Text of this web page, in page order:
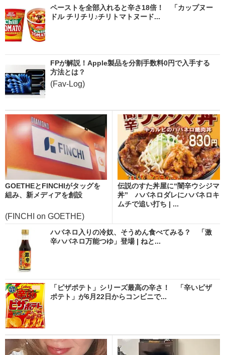
ペーストを全部入れると辛さ18倍！ 「カップヌー
ドル チリチリ♪チリトマトヌード...
FPが解説！Apple製品を分割手数料0円で入手する
方法とは？
(Fav-Log)
GOETHEとFINCHIがタッグを
組み、新メディアを創設
(FINCHI on GOETHE)
伝説のすた丼屋に“闇辛ウシジマ
丼” ハバネロダレにハバネロキ
ムチで追い打ち | ...
ハバネロ入りの冷奴、そうめん食べてみる？ 「激
辛ハバネロ万能つゆ」登場 | ねと...
「ピザポテト」シリーズ最高の辛さ！ 「辛いピザ
ポテト」が6月22日からコンビニで...